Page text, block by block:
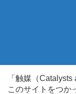
「触媒（
このサイトをつか